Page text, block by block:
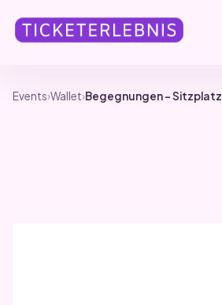
Events›Wallet›Begegnungen – Sitzplatz